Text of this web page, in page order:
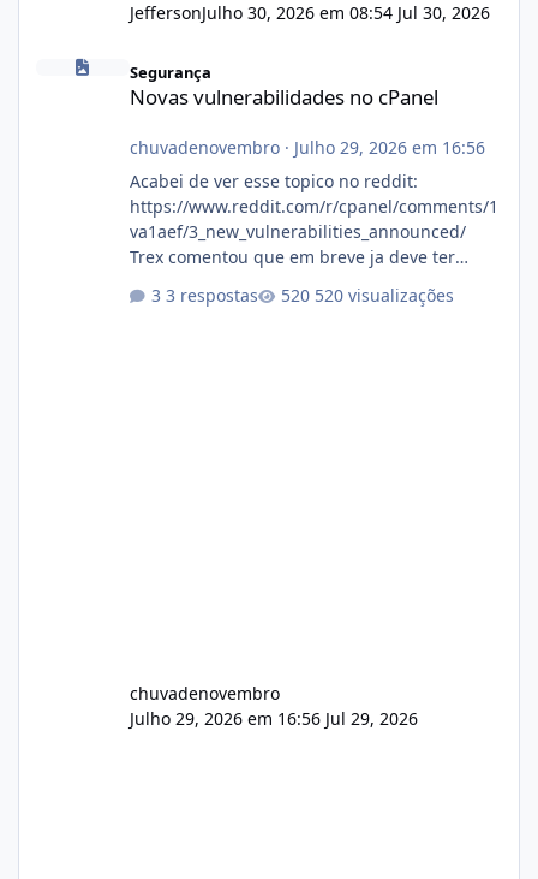
JeffersonJulho 30, 2026 em 08:54 Jul 30, 2026
Novas vulnerabilidades no cPanel
Segurança
Novas vulnerabilidades no cPanel
chuvadenovembro· Julho 29, 2026 em 16:56
Acabei de ver esse topico no reddit:
https://www.reddit.com/r/cpanel/comments/1
va1aef/3_new_vulnerabilities_announced/
Trex comentou que em breve ja deve ter
3 respostas 520 visualizações
chuvadenovembro
Julho 29, 2026 em 16:56 Jul 29, 2026